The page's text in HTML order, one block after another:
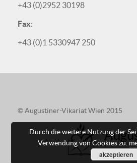
+43 (0)2952 30198
Fax:
+43 (0)1 5330947 250
© Augustiner-Vikariat Wien 2015
in
Durch die weitere Nutzung der
Verwendung von Cookies zu.
akzeptieren